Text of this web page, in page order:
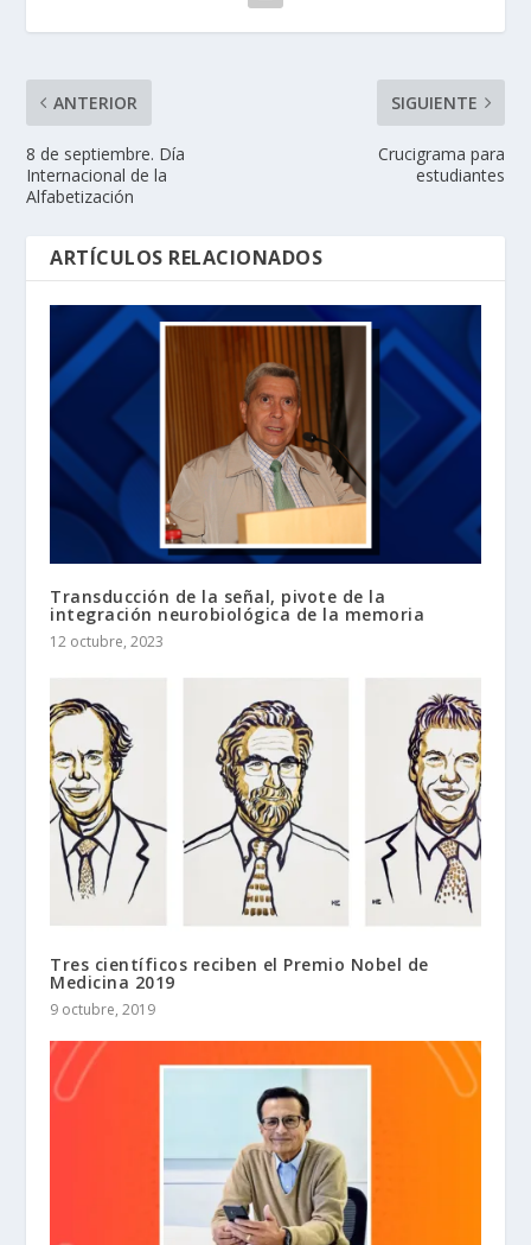
ANTERIOR
8 de septiembre. Día
Internacional de la
Alfabetización
SIGUIENTE
Crucigrama para
estudiantes
ARTÍCULOS RELACIONADOS
Transducción de la señal, pivote de la
integración neurobiológica de la memoria
12 octubre, 2023
Tres científicos reciben el Premio Nobel de
Medicina 2019
9 octubre, 2019